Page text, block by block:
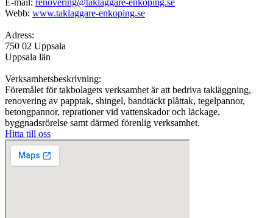
E-mail: renovering@taklaggare-enkoping.se
Webb: www.taklaggare-enkoping.se
Adress:
750 02 Uppsala
Uppsala län
Verksamhetsbeskrivning:
Föremålet för takbolagets verksamhet är att bedriva takläggning,
renovering av papptak, shingel, bandtäckt plåttak, tegelpannor,
betongpannor, reprationer vid vattenskador och läckage,
byggnadsrörelse samt därmed förenlig verksamhet.
Hitta till oss